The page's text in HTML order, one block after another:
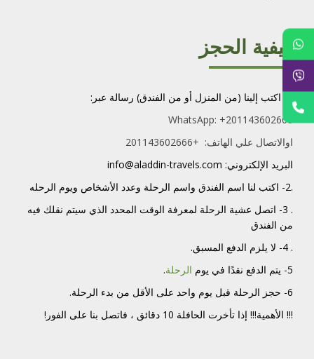
كيفية الحجز
WhatsApp: +201143602666
اوالاتصال علي الهاتف: +201143602666
البريد الإلكتروني: info@aladdin-travels.com
.2- اكتب لنا
اسم الفندق واسم الرحلة وعدد الأشخاص ويوم الرحله
. 3- اتصل عشية الرحلة لمعرفة الوقت المحدد الذي سيتم نقلك فيه
من الفندق
. 4- لا يلزم الدفع المسبق.
5- يتم الدفع نقدًا في يوم
الرحلة.
6- حجز الرحلة قبل يوم واحد على الأقل من بدء الرحلة.
!!! الأهمية!!! إذا تأخرت الحافلة 10 دقائق ، فاتصل بنا على الفور!